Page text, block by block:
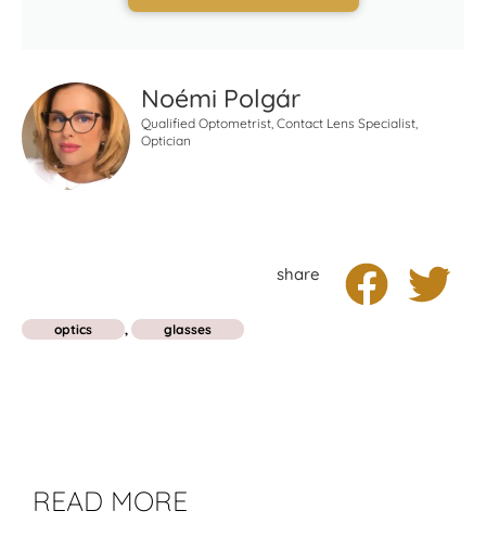
Noémi Polgár
Qualified Optometrist, Contact Lens Specialist,
Optician
share
optics , glasses
READ MORE